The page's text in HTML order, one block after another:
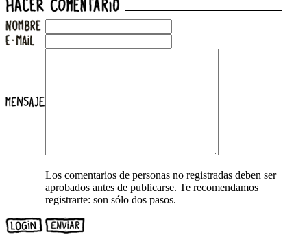
Los comentarios de personas no registradas deben ser
aprobados antes de publicarse. Te recomendamos
registrarte: son sólo dos pasos.